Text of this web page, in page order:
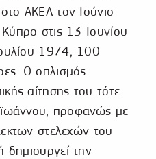
ΑΚΕΛ τον Ιούνιο
στις 13 Ιουνίου
1974, 100
Ο οπλισμός
αίτησης του τότε
προφανώς με
στελεχών του
δημιουργεί την